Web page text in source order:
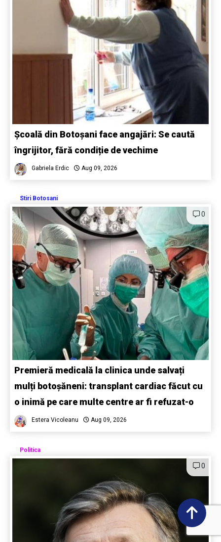
Școală din Botoșani face angajări: Se caută
îngrijitor, fără condiție de vechime
Gabriela Erdic Aug 09, 2026
Stiri Botosani
0
Premieră medicală la clinica unde salvați
mulți botoșăneni: transplant cardiac făcut cu
o inimă pe care multe centre ar fi refuzat-o
Estera Vicoleanu Aug 09, 2026
Politica
0